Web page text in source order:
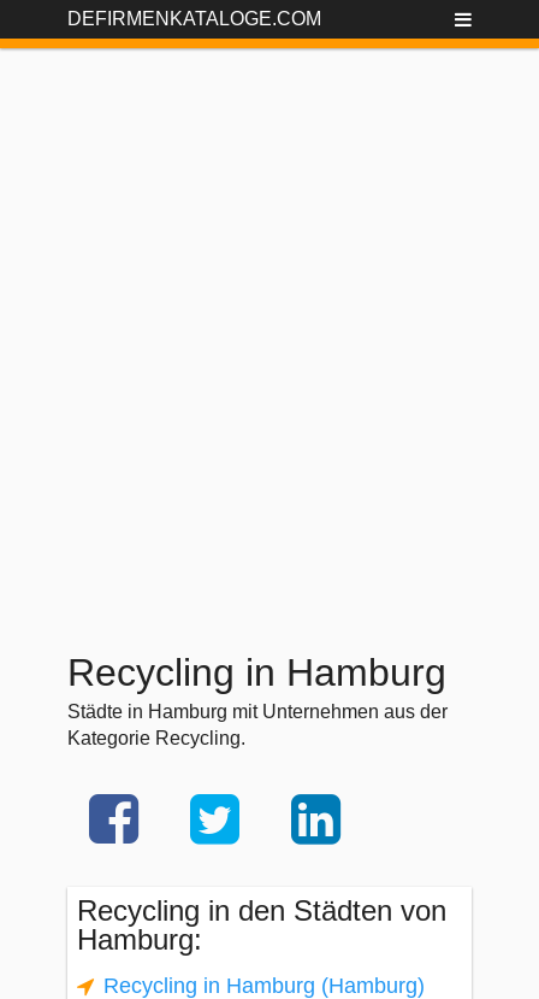
DEFIRMENKATALOGE.COM
Recycling in Hamburg
Städte in Hamburg mit Unternehmen aus der
Kategorie Recycling.
Recycling in den Städten von
Hamburg:
Recycling in Hamburg (Hamburg)